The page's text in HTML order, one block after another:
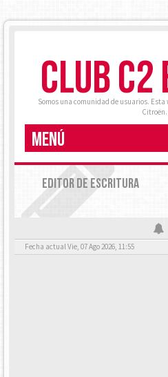
CLUB C2
Somos una comunidad de usuarios.
Citroën.
MENÚ
EDITOR DE ESCRITURA
Fecha actual Vie, 07 Ago 2026, 11:55